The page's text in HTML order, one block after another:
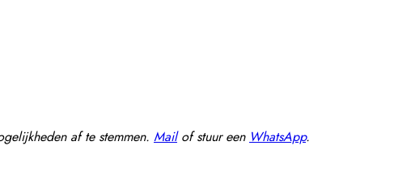
af te stemmen. Mailof stuur een WhatsApp.